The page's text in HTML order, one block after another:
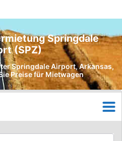
Springdale
(SPZ)
Springdale Airport, Arkansas,
Preise für Mietwagen